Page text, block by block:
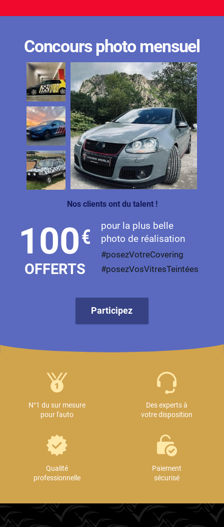
Concours photo mensuel
Nos clients ont du talent !
100€
OFFERTS
pour la plus belle
photo de réalisation
#posezVotreCovering
#posezVosVitresTeintées
Participez
N°1 du sur mesure
pour l'auto
Des experts à
votre disposition
Qualité
professionnelle
Paiement
sécurisé